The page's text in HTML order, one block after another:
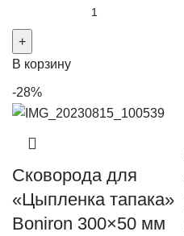
В корзину
-28%
Сковорода для
«Цыпленка тапака»
Boniron 300×50 мм